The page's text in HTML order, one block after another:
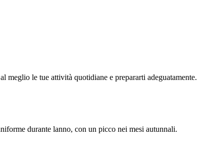
meglio le tue attività quotidiane e prepararti adeguatamente.
durante lanno, con un picco nei mesi autunnali.